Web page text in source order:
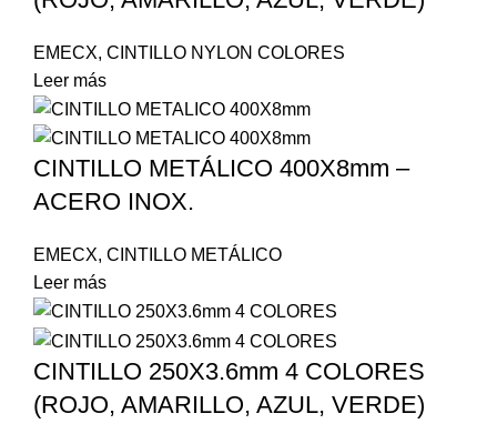
EMECX, CINTILLO NYLON COLORES
Leer más
CINTILLO METÁLICO 400X8mm –
ACERO INOX.
EMECX, CINTILLO METÁLICO
Leer más
CINTILLO 250X3.6mm 4 COLORES
(ROJO, AMARILLO, AZUL, VERDE)